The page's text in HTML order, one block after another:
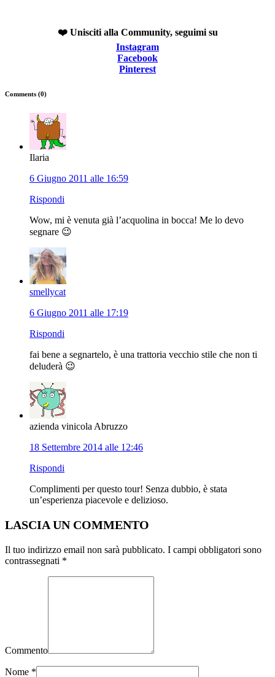
❤️ Unisciti alla Community, seguimi su
Instagram
Facebook
Pinterest
Comments (0)
Ilaria
6 Giugno 2011 alle 16:59
Rispondi
Wow, mi è venuta già l’acquolina in bocca! Me lo devo
segnare 😉
smellycat
6 Giugno 2011 alle 17:19
Rispondi
fai bene a segnartelo, è una trattoria vecchio stile che non ti
deluderà 😉
azienda vinicola Abruzzo
18 Settembre 2014 alle 12:46
Rispondi
Complimenti per questo tour! Senza dubbio, è stata
un’esperienza piacevole e delizioso.
LASCIA UN COMMENTO
Il tuo indirizzo email non sarà pubblicato. I campi obbligatori sono
contrassegnati *
Commento
Nome *